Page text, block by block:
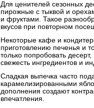
Для ценителей сезонных
пирожные с тыквой и
и фруктами. Такое
вкусов при повторном
Некоторые кафе и
приготовлению печенья и
только попробовать
свежесть ингредиентов и
Сладкая выпечка часто
карамелизированными
дополнения создают
впечатления.